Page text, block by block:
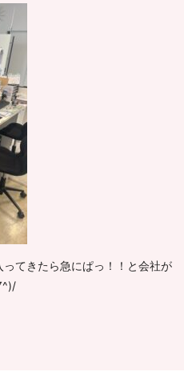
てきたら急にぱっ！！と会社が